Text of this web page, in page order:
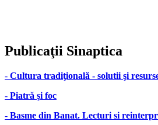
Publicaţii Sinaptica
- Cultura tradiţională - solutii şi
- Piatră şi foc
- Basme din Banat. Lecturi si